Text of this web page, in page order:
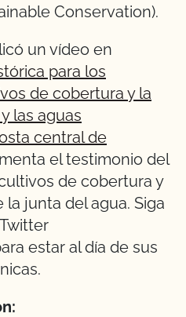
Conservation).
un vídeo en
para los
de cobertura y la
las aguas
central de
el testimonio del
de cobertura y
junta del agua. Siga
estar al día de sus